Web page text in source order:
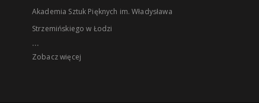
Akademia Sztuk Pięknych im. Władysława
Strzemińskiego w Łodzi
...
Zobacz więcej